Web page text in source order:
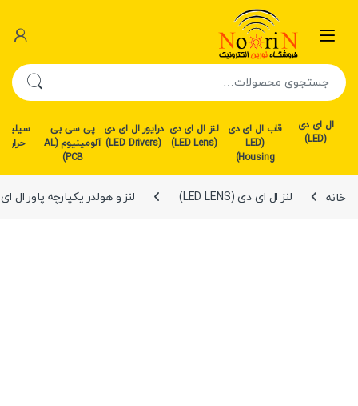
جستجو برای:
ال ای دی
(LED)
قاب ال ای دی
(LED
Housing)
لنز ال ای دی
(LED Lens)
درایور ال ای دی
(LED Drivers)
پی سی بی
آلومینیوم (AL
PCB)
حرارتی
خانه لنز ال ای دی (LED LENS) لنز و هولدر یکپارچه پاور ال